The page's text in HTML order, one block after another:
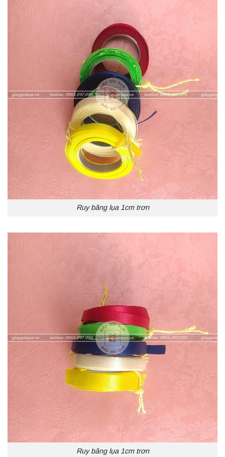
Ruy băng lụa 1cm trơn
Ruy băng lụa 1cm trơn